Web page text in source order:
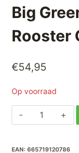
Big
Rooster
€54,95
Op voorraad
Big
Green
Half-
EAN: 665719120786